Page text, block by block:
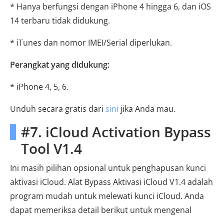
* Hanya berfungsi dengan iPhone 4 hingga 6, dan iOS
14 terbaru tidak didukung.
* iTunes dan nomor IMEI/Serial diperlukan.
Perangkat yang didukung:
* iPhone 4, 5, 6.
Unduh secara gratis dari sini jika Anda mau.
#7. iCloud Activation Bypass
Tool V1.4
Ini masih pilihan opsional untuk penghapusan kunci
aktivasi iCloud. Alat Bypass Aktivasi iCloud V1.4 adalah
program mudah untuk melewati kunci iCloud. Anda
dapat memeriksa detail berikut untuk mengenal